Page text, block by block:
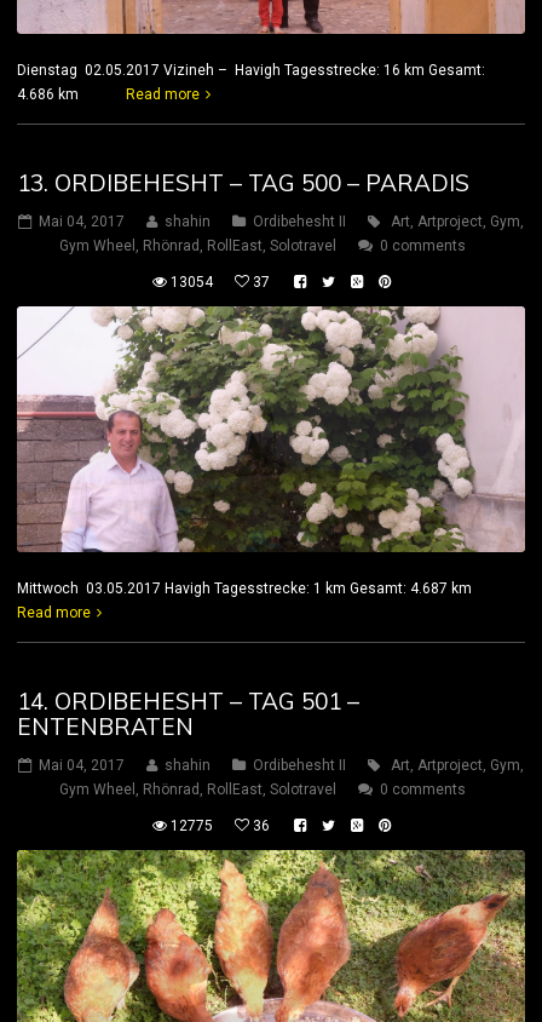
Dienstag 02.05.2017 Vizineh – Havigh Tagesstrecke: 16 km Gesamt:
4.686 km
Read more
13. ORDIBEHESHT – TAG 500 – PARADIS
Mai 04, 2017 shahin Ordibehesht II Art, Artproject, Gym,
Gym Wheel , Rhönrad , RollEast, Solotravel 0 comments
13054 37
Mittwoch 03.05.2017 Havigh Tagesstrecke: 1 km Gesamt: 4.687 km
Read more
14. ORDIBEHESHT – TAG 501 –
ENTENBRATEN
Mai 04, 2017 shahin Ordibehesht II Art Artproject Gym
Gym Wheel
Rhönrad RollEast Solotravel 0 comments
12775 36